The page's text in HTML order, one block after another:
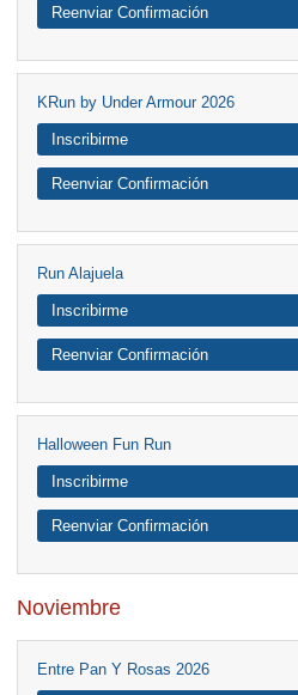
Reenviar Confirmación
KRun by Under Armour 2026
Inscribirme
Reenviar Confirmación
Run Alajuela
Inscribirme
Reenviar Confirmación
Halloween Fun Run
Inscribirme
Reenviar Confirmación
Noviembre
Entre Pan Y Rosas 2026